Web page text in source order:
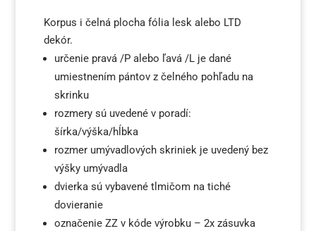
Korpus i čelná plocha fólia lesk alebo LTD
dekór.
určenie pravá /P alebo ľavá /L je dané
umiestnením pántov z čelného pohľadu na
skrinku
rozmery sú uvedené v poradí:
šírka/výška/hĺbka
rozmer umývadlových skriniek je uvedený bez
výšky umývadla
dvierka sú vybavené tlmičom na tiché
dovieranie
označenie ZZ v kóde výrobku – 2x zásuvka